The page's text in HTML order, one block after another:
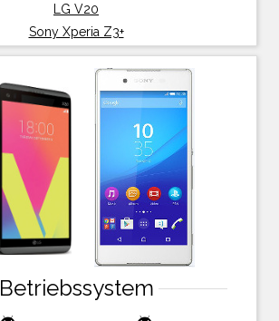
LG V20
Sony Xperia Z3+
Betriebssystem